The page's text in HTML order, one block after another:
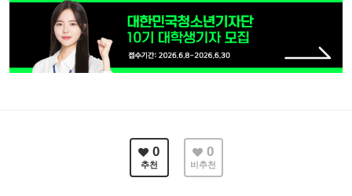
0
추천
0
비추천